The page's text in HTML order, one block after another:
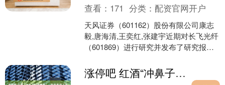
查看： 171 分类：配资官网开户
天风证券（601162）股份有限公司康志
毅,唐海清,王奕红,张建宇近期对长飞光纤
（601869）进行研究并发布了研究报告
多....
涨停吧 红酒“冲鼻子的酒精味”，到底是坏了还是好东西？今天一次性给你讲清楚